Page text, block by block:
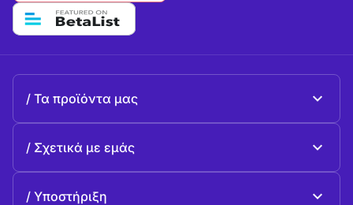
Τα προϊόντα μας
Σχετικά με εμάς
Υποστήριξη